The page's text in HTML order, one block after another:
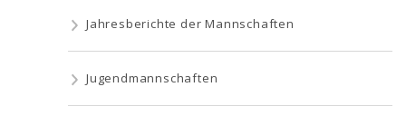
Jahresberichte der Mannschaften
Jugendmannschaften